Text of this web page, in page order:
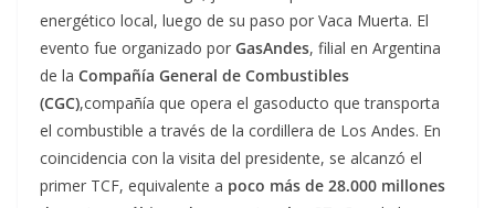
energético local, luego de su paso por Vaca Muerta. El
evento fue organizado por GasAndes, filial en Argentina
de la Compañía General de Combustibles
(CGC),compañía que opera el gasoducto que transporta
el combustible a través de la cordillera de Los Andes. En
coincidencia con la visita del presidente, se alcanzó el
primer TCF, equivalente a poco más de 28.000 millones